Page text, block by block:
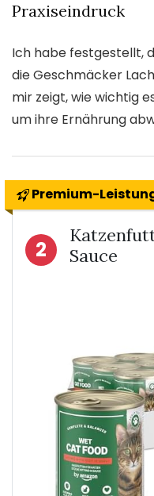
Praxiseindruck
Ich habe festgestellt,
die Geschmäcker
mir zeigt, wie wichtig
um ihre Ernährung
Premium-
2
Sauce